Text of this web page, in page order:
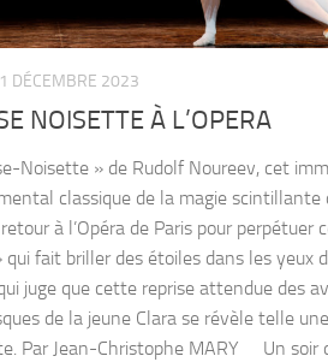
DÉCEMBRE 2023
NOISETTE À L’OPERA
Noisette » de Rudolf Noureev, cet
classique de la magie scintillante
à l’Opéra de Paris pour perpétuer
qui fait briller des étoiles dans les yeux
juge que cette reprise attendue des
de la jeune Clara se révèle telle
Par Jean-Christophe MARY Un soir